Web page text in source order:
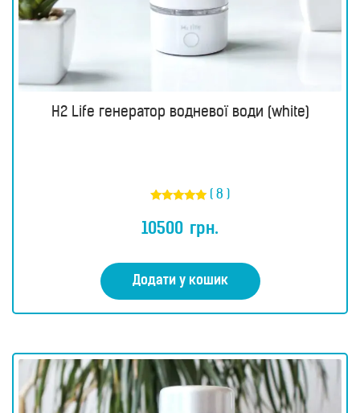
H2 Life генератор водневої води (white)
4.88
з 5
( 8 )
10500 грн.
Додати у кошик